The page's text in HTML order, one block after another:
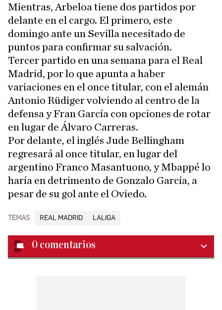
Mientras, Arbeloa tiene dos partidos por
delante en el cargo. El primero, este
domingo ante un Sevilla necesitado de
puntos para confirmar su salvación.
Tercer partido en una semana para el Real
Madrid, por lo que apunta a haber
variaciones en el once titular, con el alemán
Antonio Rüdiger volviendo al centro de la
defensa y Fran García con opciones de rotar
en lugar de Álvaro Carreras.
Por delante, el inglés Jude Bellingham
regresará al once titular, en lugar del
argentino Franco Masantuono, y Mbappé lo
haría en detrimento de Gonzalo García, a
pesar de su gol ante el Oviedo.
TEMAS REAL MADRID LALIGA
0 comentarios